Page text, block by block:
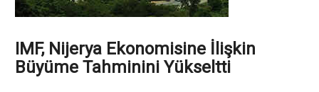
IMF, Nijerya Ekonomisine İlişkin
Büyüme Tahminini Yükseltti